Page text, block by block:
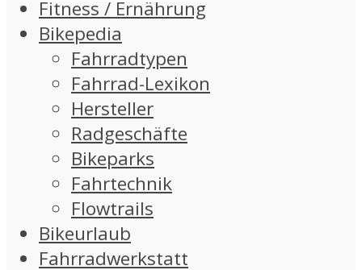
Fitness / Ernährung
Bikepedia
Fahrradtypen
Fahrrad-Lexikon
Hersteller
Radgeschäfte
Bikeparks
Fahrtechnik
Flowtrails
Bikeurlaub
Fahrradwerkstatt